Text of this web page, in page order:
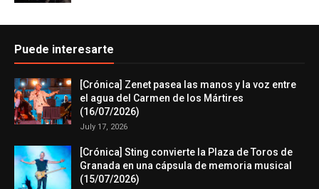
Puede interesarte
[Crónica] Zenet pasea las manos y la voz entre
el agua del Carmen de los Mártires
(16/07/2026)
July 17, 2026
[Crónica] Sting convierte la Plaza de Toros de
Granada en una cápsula de memoria musical
(15/07/2026)